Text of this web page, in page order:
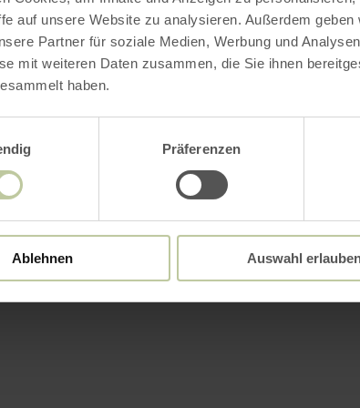
auf unsere Website zu analysieren. Außerdem
Partner für soziale Medien, Werbung und
mit weiteren Daten zusammen, die Sie ihnen
haben.
Präferenzen
Ablehnen Auswahl